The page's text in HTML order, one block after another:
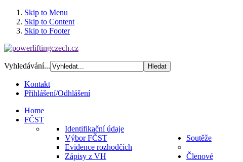
Skip to Menu
Skip to Content
Skip to Footer
Vyhledávání...
Kontakt
Přihlášení/Odhlášení
Home
FČST
Identifikační údaje
Výbor FČST
Evidence rozhodčích
Zápisy z VH
Soutěže
Členové